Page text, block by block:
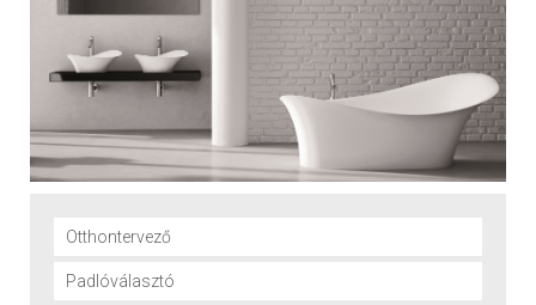
Otthontervező
Padlóválasztó